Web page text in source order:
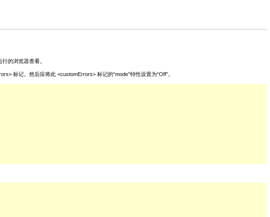
的浏览器查看。
标记。然后应将此 <customErrors> 标记的“mode”特性设置为“Off”。